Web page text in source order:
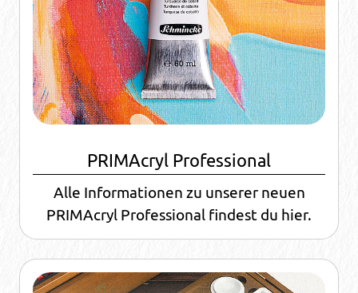
PRIMAcryl Professional
Alle Informationen zu unserer neuen
PRIMAcryl Professional findest du hier.